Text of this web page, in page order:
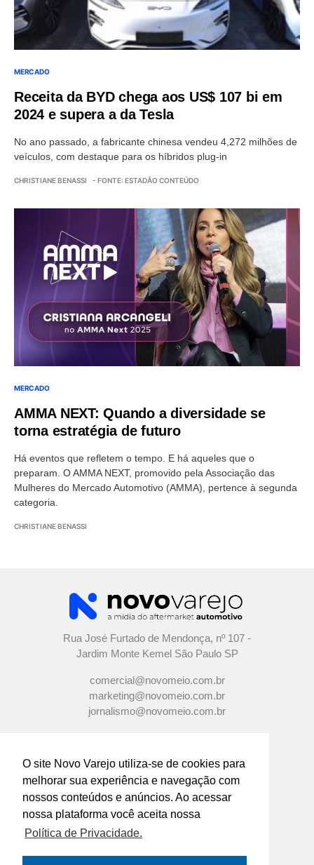
O site Novo Varejo utiliza-se de cookies para
melhorar sua experiência e navegação com
nossos conteúdos e anúncios. Ao acessar
nossa plataforma você aceita nossa
Política de Privacidade.
MERCADO
Receita da BYD chega aos US$ 107 bi em
2024 e supera a da Tesla
No ano passado, a fabricante chinesa vendeu 4,272 milhões de
veículos, com destaque para os híbridos plug-in
CHRISTIANE BENASSI - FONTE: ESTADÃO CONTEÚDO
MERCADO
AMMA NEXT: Quando a diversidade se
torna estratégia de futuro
Há eventos que refletem o tempo. E há aqueles que o
preparam. O AMMA NEXT, promovido pela Associação das
Mulheres do Mercado Automotivo (AMMA), pertence à segunda
categoria.
CHRISTIANE BENASSI
Rua José Furtado de Mendonça, nº 107 -
Jardim Monte Kemel São Paulo SP
comercial@novomeio.com.br
marketing@novomeio.com.br
jornalismo@novomeio.com.br
CONFIRA AS NOSSAS REDES
SOCIAIS
O principal canal de comunicação de grandes
indústrias e distribuidores com os